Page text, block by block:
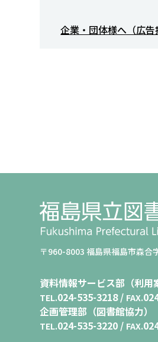
企業・団体様へ（広告
〒960-8003 福島県福島市森合
資料情報サービス部（利用
TEL.024-535-3218 / FAX.
企画管理部（図書館協力）
TEL.024-535-3220 / FAX.